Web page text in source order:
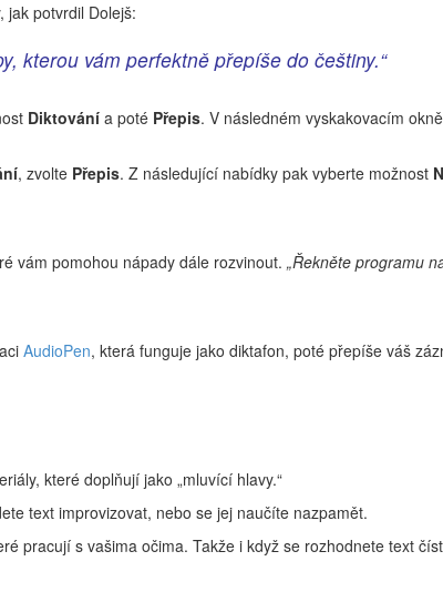
jak potvrdil Dolejš:
kterou vám perfektně přepíše do češtiny.“
Diktování a poté Přepis. V následném vyskakovacím
, zvolte Přepis. Z následující nabídky pak vyberte možnost
vám pomohou nápady dále rozvinout. „Řekněte programu
AudioPen, která funguje jako diktafon, poté přepíše váš
které doplňují jako „mluvící hlavy.“
text improvizovat, nebo se jej naučíte nazpamět.
pracují s vašima očima. Takže i když se rozhodnete text